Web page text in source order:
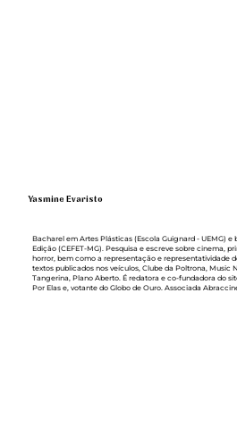
Yasmine Evaristo
Bacharel em Artes Plásticas (Escola Guignard - UEMG)
Edição (CEFET-MG). Pesquisa e escreve sobre cinema,
horror, bem como a representação e representatividade
textos publicados nos veículos, Clube da Poltrona, Music
Tangerina, Plano Aberto. É redatora e co-fundadora do
Por Elas e, votante do Globo de Ouro. Associada